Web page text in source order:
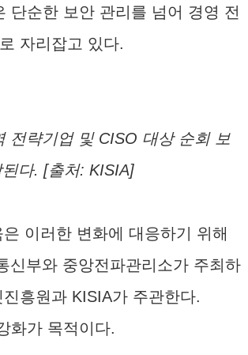
단순한 보안 관리를 넘어 경영 전
자리잡고 있다.
전략기업 및 CISO 대상 순회 보
된다. [출처: KISIA]
이러한 변화에 대응하기 위해
신부와 중앙전파관리소가 주최하
흥원과 KISIA가 주관한다.
화가 목적이다.